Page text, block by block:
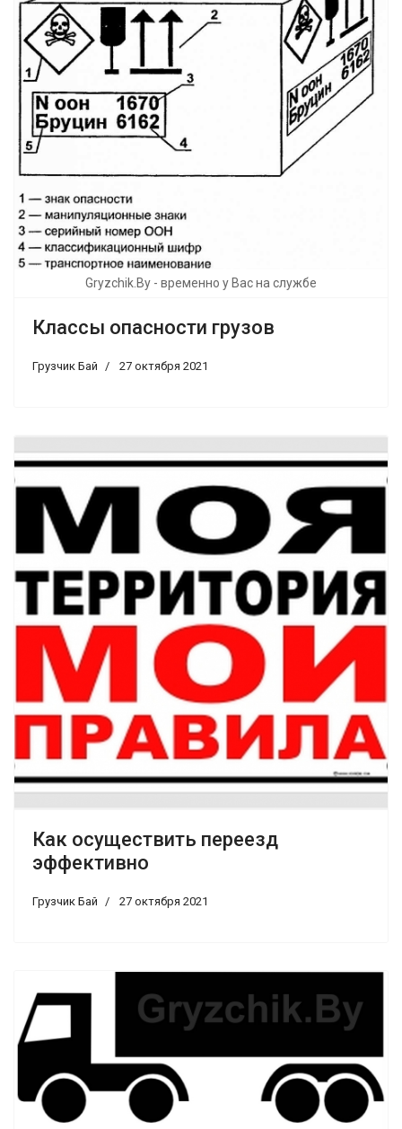
Gryzchik.By - временно у Вас на службе
Классы опасности грузов
Грузчик Бай 27 октября 2021
Как осуществить переезд
эффективно
Грузчик Бай 27 октября 2021